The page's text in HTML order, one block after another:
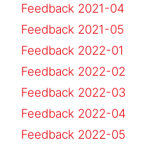
Feedback 2021-04
Feedback 2021-05
Feedback 2022-01
Feedback 2022-02
Feedback 2022-03
Feedback 2022-04
Feedback 2022-05